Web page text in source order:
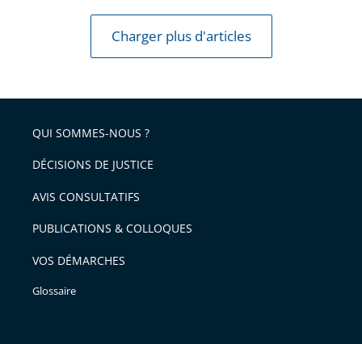
Charger plus d'articles
QUI SOMMES-NOUS ?
DÉCISIONS DE JUSTICE
AVIS CONSULTATIFS
PUBLICATIONS & COLLOQUES
VOS DÉMARCHES
Glossaire